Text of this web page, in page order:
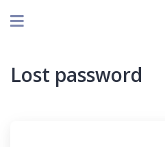
Lost password